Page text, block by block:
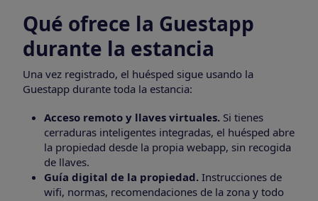
Qué ofrece la Guestapp
durante la estancia
Una vez registrado, el huésped sigue usando la
Guestapp durante toda la estancia:
Acceso remoto y llaves virtuales. Si tienes
cerraduras inteligentes integradas, el huésped abre
la propiedad desde la propia webapp, sin recogida
de llaves.
Guía digital de la propiedad. Instrucciones de
wifi, normas, recomendaciones de la zona y todo